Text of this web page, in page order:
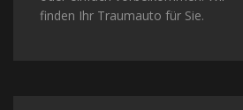
finden Ihr Traumauto für Sie.